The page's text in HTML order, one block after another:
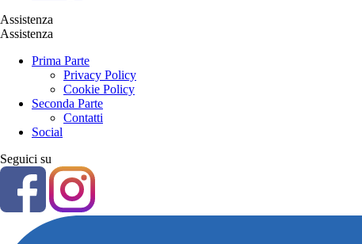
Assistenza
Assistenza
Prima Parte
Privacy Policy
Cookie Policy
Seconda Parte
Contatti
Social
Seguici su